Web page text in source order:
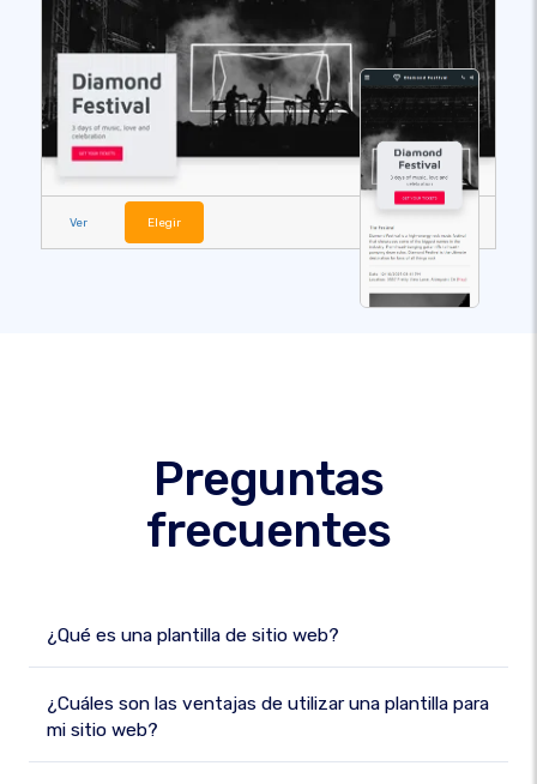
Ver Elegir
Preguntas
frecuentes
¿Qué es una plantilla de sitio web?
¿Cuáles son las ventajas de utilizar una plantilla para
mi sitio web?